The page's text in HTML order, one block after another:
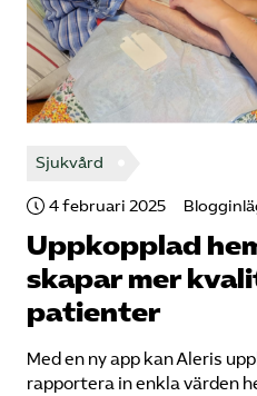
Sjukvård
4 februari 2025
Uppkopplad
skapar mer
patienter
Med en ny app kan Aleris
rapportera in enkla värden